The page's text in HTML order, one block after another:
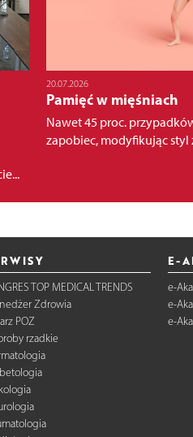
20.07.2026
Pamięć w mięśniach
Nawet 45 proc.
zapobiec, modyfikując styl
TOP MEDICAL TRENDS
Zdrowia
POZ
rzadkie
E-
e-
e-
e-